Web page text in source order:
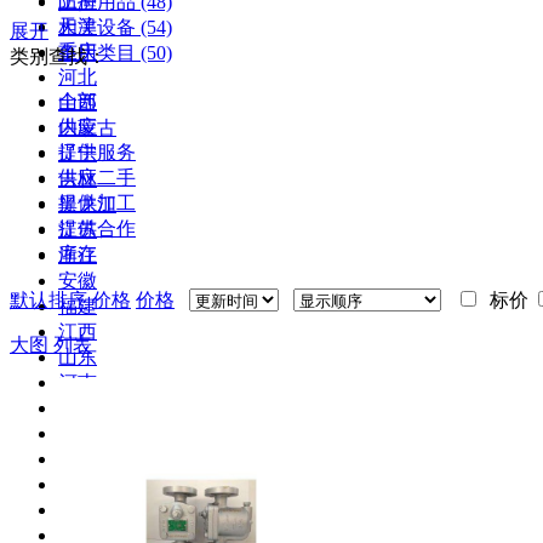
相关设备 (54)
备用类目 (50)
天津
重庆
河北
山西
内蒙古
辽宁
吉林
黑龙江
江苏
浙江
安徽
福建
江西
山东
河南
展开
类别查找：
全部
供应
提供服务
供应二手
提供加工
提供合作
库存
默认排序 价格 价格 标价
大图 列表